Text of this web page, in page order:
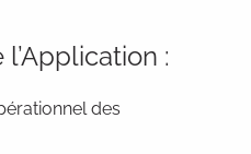
:
des